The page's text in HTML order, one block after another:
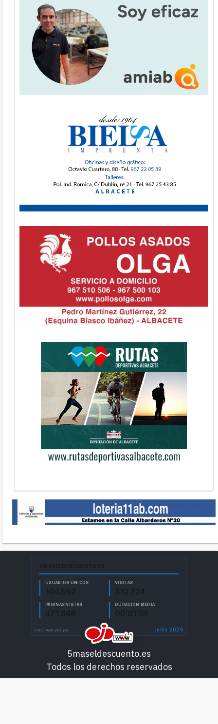
5maseldescuento.es
Todos los derechos reservados